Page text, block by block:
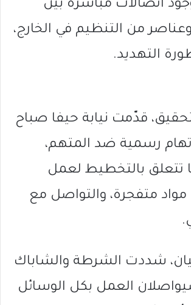
اتصالات مباشرة بين
من التنظيم في الخارج،
التهديد.
قدّمت نيابة حيفا صباح
اتهام رسمية ضد المتهم،
تتعلق بالتخطيط لعمل
مواد متفجرة، والتواصل مع
شددت الشرطة والشاباك
العمل بكل الوسائل